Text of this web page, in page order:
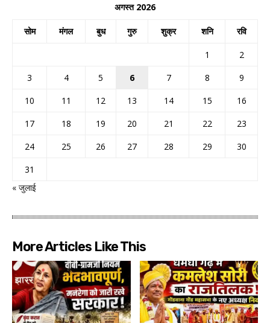
अगस्त 2026
सोम मंगल बुध गुरु शुक्र शनि रवि
1
2
3
4 5 6 7 8
9
10
11 12 13 14 15
16
17
18 19 20 21 22
23
24
25 26 27 28 29
30
31
« जुलाई
More Articles Like This